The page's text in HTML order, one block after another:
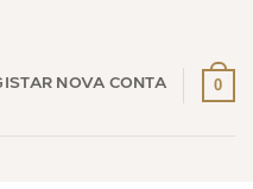
NOVA CONTA 0